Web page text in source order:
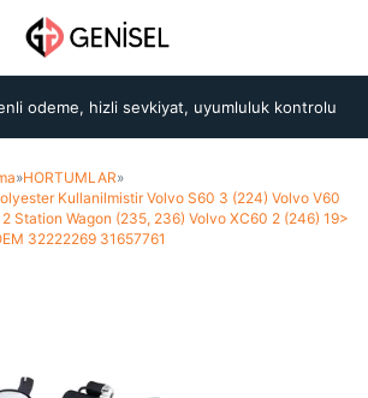
odeme, hizli sevkiyat, uyumluluk kontrolu
»HORTUMLAR»
Kullanilmistir Volvo S60 3 (224) Volvo V60
Station Wagon (235, 236) Volvo XC60 2 (246) 19>
32222269 31657761